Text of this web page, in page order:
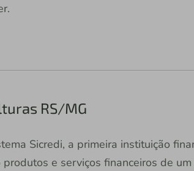
RS/MG
Sicredi, a primeira instituição
e serviços financeiros de